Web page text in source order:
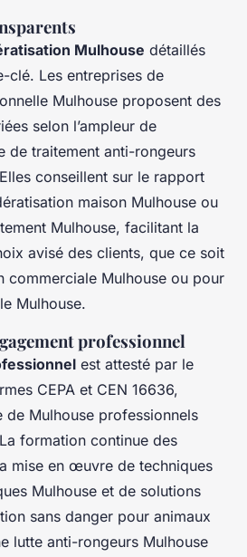
Mulhouse détaillés
clé. Les entreprises de
Mulhouse proposent des
selon l’ampleur de
de traitement anti-rongeurs
conseillent sur le rapport
maison Mulhouse ou
Mulhouse, facilitant la
avisé des clients, que ce soit
commerciale Mulhouse ou pour
Mulhouse.
professionnel
est attesté par le
CEPA et CEN 16636,
de Mulhouse professionnels
formation continue des
mise en œuvre de techniques
Mulhouse et de solutions
sans danger pour animaux
lutte anti-rongeurs Mulhouse